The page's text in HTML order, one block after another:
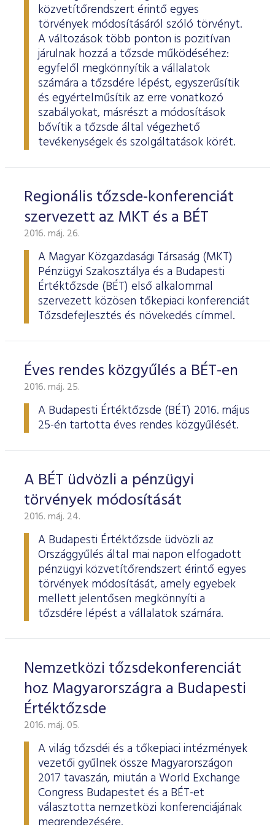
ESG Útmutató
közvetítőrendszert érintő egyes
törvények módosításáról szóló törvényt.
A változások több ponton is pozitívan
járulnak hozzá a tőzsde működéséhez:
egyfelől megkönnyítik a vállalatok
számára a tőzsdére lépést, egyszerűsítik
és egyértelműsítik az erre vonatkozó
szabályokat, másrészt a módosítások
bővítik a tőzsde által végezhető
tevékenységek és szolgáltatások körét.
Regionális tőzsde-konferenciát
szervezett az MKT és a BÉT
2016. máj. 26.
A Magyar Közgazdasági Társaság (MKT)
Pénzügyi Szakosztálya és a Budapesti
Értéktőzsde (BÉT) első alkalommal
szervezett közösen tőkepiaci konferenciát
Tőzsdefejlesztés és növekedés címmel.
Éves rendes közgyűlés a BÉT-en
2016. máj. 25.
A Budapesti Értéktőzsde (BÉT) 2016. május
25-én tartotta éves rendes köz­gyűlését.
A BÉT üdvözli a pénzügyi
törvények módosítását
2016. máj. 24.
A Budapesti Értéktőzsde üdvözli az
Országgyűlés által mai napon elfogadott
pénzügyi közvetítőrendszert érintő egyes
törvények módosítását, amely egyebek
mellett jelentősen megkönnyíti a
tőzsdére lépést a vállalatok számára.
Nemzetközi tőzsdekonferenciát
hoz Magyarországra a Budapesti
Értéktőzsde
2016. máj. 05.
A világ tőzsdéi és a tőkepiaci intézmények
vezetői gyűlnek össze Magyarországon
2017 tavaszán, miután a World Exchange
Congress Budapestet és a BÉT-et
választotta nemzetközi konferenciájának